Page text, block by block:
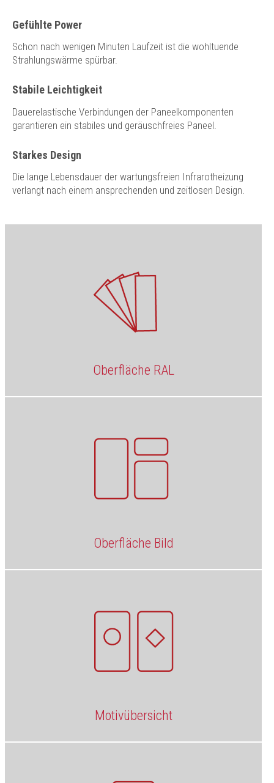
Gefühlte Power
Schon nach wenigen Minuten Laufzeit ist die wohltuende
Strahlungswärme spürbar.
Stabile Leichtigkeit
Dauerelastische Verbindungen der Paneelkomponenten
garantieren ein stabiles und geräuschfreies Paneel.
Starkes Design
Die lange Lebensdauer der wartungsfreien Infrarotheizung
verlangt nach einem ansprechenden und zeitlosen Design.
Oberfläche RAL
Oberfläche Bild
Motivübersicht